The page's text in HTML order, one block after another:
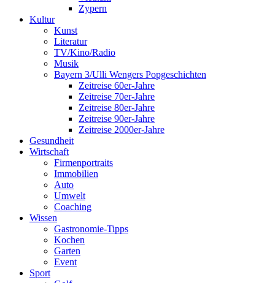
Zypern
Kultur
Kunst
Literatur
TV/Kino/Radio
Musik
Bayern 3/Ulli Wengers Popgeschichten
Zeitreise 60er-Jahre
Zeitreise 70er-Jahre
Zeitreise 80er-Jahre
Zeitreise 90er-Jahre
Zeitreise 2000er-Jahre
Gesundheit
Wirtschaft
Firmenportraits
Immobilien
Auto
Umwelt
Coaching
Wissen
Gastronomie-Tipps
Kochen
Garten
Event
Sport